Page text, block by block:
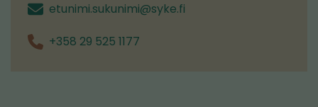
etunimi.sukunimi@syke.fi
+358 29 525 1177